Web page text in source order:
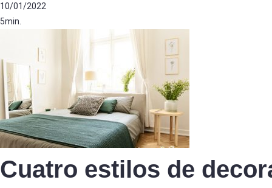
10/01/2022
5min.
Cuatro estilos de